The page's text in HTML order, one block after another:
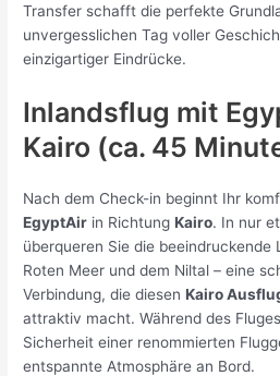
Transfer schafft die perfekte
unvergesslichen Tag voller
einzigartiger Eindrücke.
Inlandsflug mit
Kairo (ca. 45
Nach dem Check-in beginnt Ihr
EgyptAir in RichtungKairo. In nur
überqueren Sie die
Roten Meer und dem Niltal – eine
Verbindung, die diesenKairo
attraktiv macht. Während des
Sicherheit einer renommierten
entspannte Atmosphäre an Bord.